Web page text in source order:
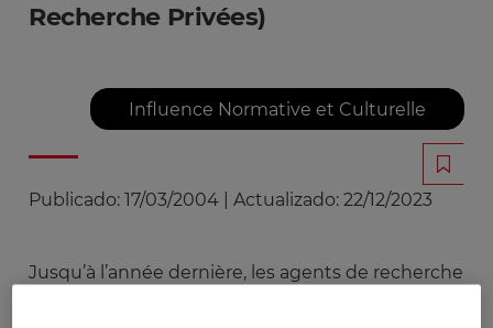
Recherche Privées)
Influence Normative et Culturelle
Publicado: 17/03/2004 Actualizado: 22/12/2023
Jusqu’à l’année dernière, les agents de recherche